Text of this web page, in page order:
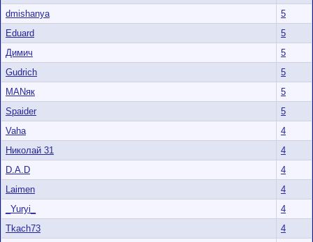
dmishanya
5
Eduard
5
Димич
5
Gudrich
5
MANяк
5
Spaider
5
Vaha
4
Николай 31
4
D.A.D
4
Laimen
4
_Yuryi_
4
Tkach73
4